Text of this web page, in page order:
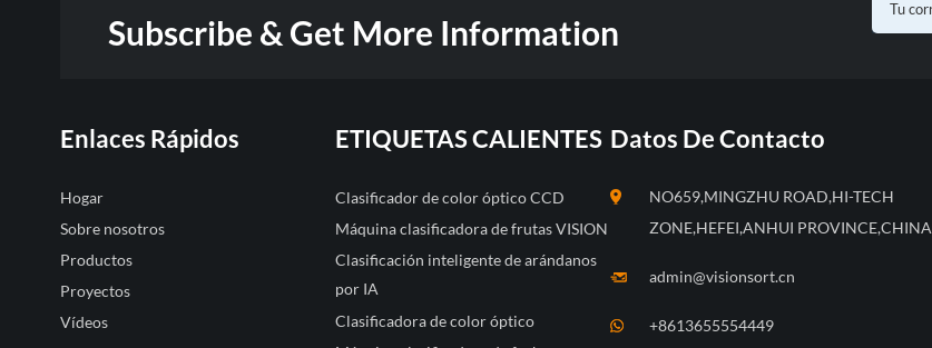
Subscribe & Get More Information
Enlaces Rápidos
Hogar
Sobre nosotros
Productos
Proyectos
Vídeos
ETIQUETAS CALIENTES
Clasificador de color óptico CCD
Máquina clasificadora de frutas VISION
Clasificación inteligente de arándanos
por IA
Clasificadora de color óptico
Datos De Contacto
NO659,MINGZHU ROAD,HI-TECH
ZONE,HEFEI,ANHUI PROVINCE,CHINA
admin@visionsort.cn
+8613655554449